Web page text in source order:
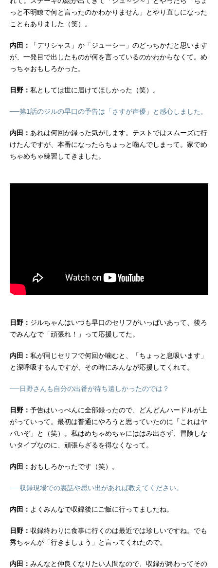
っと不明瞭で何と言ったのかわかりません」とやり直しになった
こともありました（笑）。
内田：
「デリシャス」か「ジューシー」のどっちかだと思います
が、一発目で出したものが何を言っているのかわからなくて。め
っちゃおもしろかった。
日野： 私としては世に届けてほしかった（笑）。
──第1話のジルの早口の予告は「さすが声優」と感心しました。
内田： あれは何回か録った気がします。テストではスムーズに行
けたんですが、本番になったらちょっと噛んでしまって。家でめ
ちゃめちゃ練習してきました。
日野： ジルちゃんはいつも早口のセリフがいっぱいあって、後ろ
でみんなで「頑張れ！」って応援してた。
内田： 私が同じセリフで何回か噛むと、「ちょっと息吸います」
と深呼吸するんですが、その時にみんなが応援してくれて。
──日野さんも自分の出番が待ち遠しかったのでは？
日野： 予告はいっぺんに全部録ったので、どんどんハードルが上
がっていって。最初は普通にやろうと思っていたのに「これはヤ
バいぞ」と（笑）。私はめちゃめちゃにははみ出さず、冒険しな
いタイプなのに、頑張らざるを得なくなって。
内田： おもしろかったです（笑）。
──収録現場での裏話や思い出があれば教えてください。
内田： よくみんなで収録後にご飯に行ってましたね。
日野： 収録終わりに食事に行くのは最近では珍しいですね。でも
秀ちゃんが「行きましょう」と言ってくれたので。
内田： みんなと仲良くなりたい人間なので、収録が終わってその